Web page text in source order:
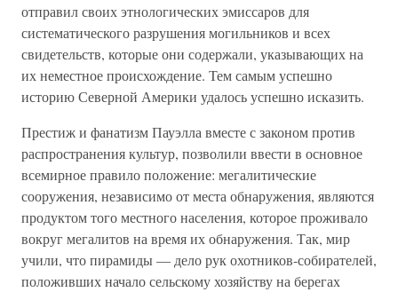
отправил своих этнологических эмиссаров для
систематического разрушения могильников и всех
свидетельств, которые они содержали, указывающих на
их неместное происхождение. Тем самым успешно
историю Северной Америки удалось успешно исказить.
Престиж и фанатизм Пауэлла вместе с законом против
распространения культур, позволили ввести в основное
всемирное правило положение: мегалитические
сооружения, независимо от места обнаружения, являются
продуктом того местного населения, которое проживало
вокруг мегалитов на время их обнаружения. Так, мир
учили, что пирамиды — дело рук охотников-собирателей,
положивших начало сельскому хозяйству на берегах